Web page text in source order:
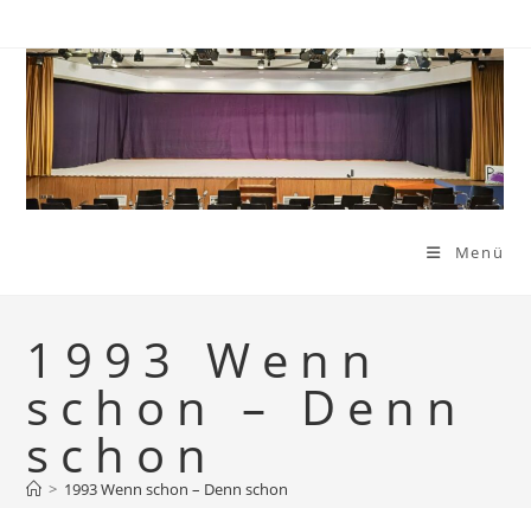
Inhalt
springen
Menü
1993 Wenn
schon – Denn
schon
> 1993 Wenn schon – Denn schon